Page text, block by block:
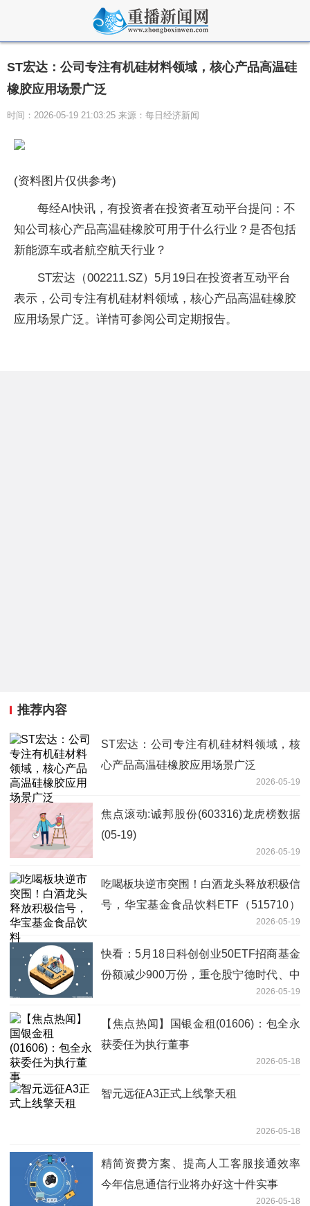
ST宏达：公司专注有机硅材料领域，核心产品高温硅
橡胶应用场景广泛
时间：2026-05-19 21:03:25 来源：每日经济新闻
(资料图片仅供参考)
每经AI快讯，有投资者在投资者互动平台提问：不
知公司核心产品高温硅橡胶可用于什么行业？是否包括
新能源车或者航空航天行业？
ST宏达（002211.SZ）5月19日在投资者互动平台
表示，公司专注有机硅材料领域，核心产品高温硅橡胶
应用场景广泛。详情可参阅公司定期报告。
推荐内容
ST宏达：公司专注有机硅材料领域，核
心产品高温硅橡胶应用场景广泛
2026-05-19
焦点滚动:诚邦股份(603316)龙虎榜数据
(05-19)
2026-05-19
吃喝板块逆市突围！白酒龙头释放积极信
号，华宝基金食品饮料ETF（515710）
2026-05-19
快看：5月18日科创创业50ETF招商基金
份额减少900万份，重仓股宁德时代、中
2026-05-19
【焦点热闻】国银金租(01606)：包全永
获委任为执行董事
2026-05-18
智元远征A3正式上线擎天租
2026-05-18
精简资费方案、提高人工客服接通效率
今年信息通信行业将办好这十件实事
2026-05-18